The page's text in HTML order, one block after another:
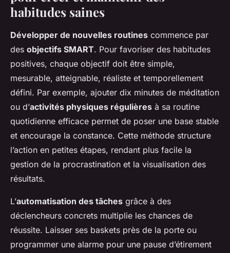
habitudes saines
Développer de nouvelles routines commence par
des objectifs SMART. Pour favoriser des habitudes
positives, chaque objectif doit être simple,
mesurable, atteignable, réaliste et temporellement
défini. Par exemple, ajouter dix minutes de méditation
ou d’activités physiques régulières à sa routine
quotidienne efficace permet de poser une base stable
et encourage la constance. Cette méthode structure
l’action en petites étapes, rendant plus facile la
gestion de la procrastination et la visualisation des
résultats.
L’automatisation des tâches grâce à des
déclencheurs concrets multiplie les chances de
réussite. Laisser ses baskets près de la porte ou
programmer une alarme pour une pause d’étirement